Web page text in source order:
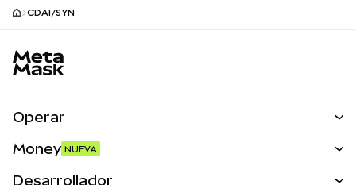
CDAI/SYN
Operar
Money NUEVA
Desarrollador